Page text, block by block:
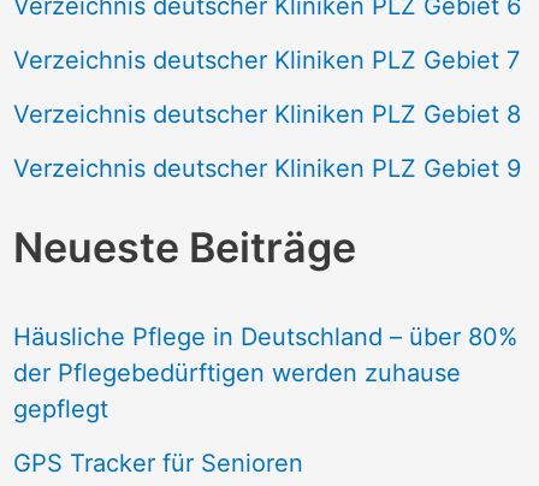
Verzeichnis deutscher Kliniken PLZ Gebiet 6
Verzeichnis deutscher Kliniken PLZ Gebiet 7
Verzeichnis deutscher Kliniken PLZ Gebiet 8
Verzeichnis deutscher Kliniken PLZ Gebiet 9
Neueste Beiträge
Häusliche Pflege in Deutschland – über 80%
der Pflegebedürftigen werden zuhause
gepflegt
GPS Tracker für Senioren